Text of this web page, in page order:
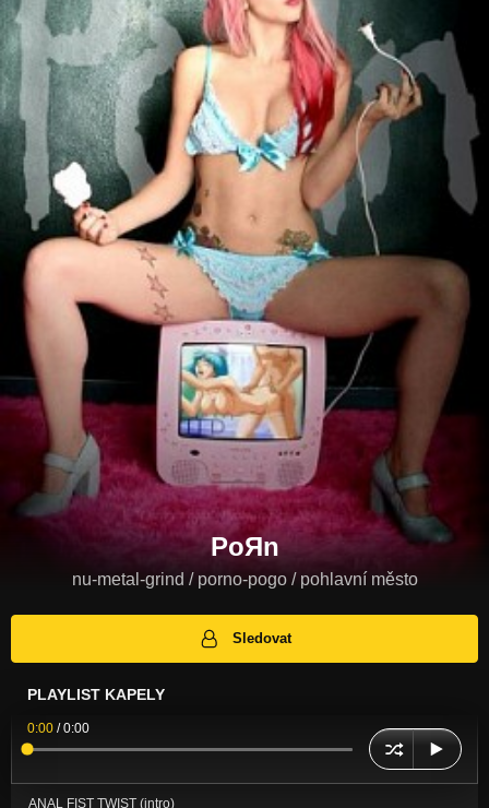
PoЯn
nu-metal-grind / porno-pogo / pohlavní město
Sledovat
PLAYLIST KAPELY
0:00 /0:00
ANAL FIST TWIST (intro)